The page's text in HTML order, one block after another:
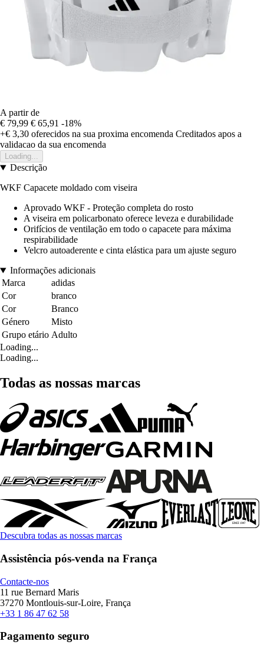
A partir de
€ 79,99 € 65,91 -18%
+€ 3,30 oferecidos na sua proxima encomenda Creditados apos a
validacao da sua encomenda
Loading...
Descrição
WKF Capacete moldado com viseira
Aprovado WKF - Proteção completa do rosto
A viseira em policarbonato oferece leveza e durabilidade
Orifícios de ventilação em todo o capacete para máxima
respirabilidade
Velcro autoaderente e cinta elástica para um ajuste seguro
Informações adicionais
Marca
adidas
Cor
branco
Cor
Branco
Género
Misto
Grupo etário Adulto
Loading...
Loading...
Todas as nossas marcas
Descubra todas as nossas marcas
Assistência pós-venda na França
Contacte-nos
11 rue Bernard Maris
37270 Montlouis-sur-Loire, França
+33 1 86 47 62 58
Pagamento seguro